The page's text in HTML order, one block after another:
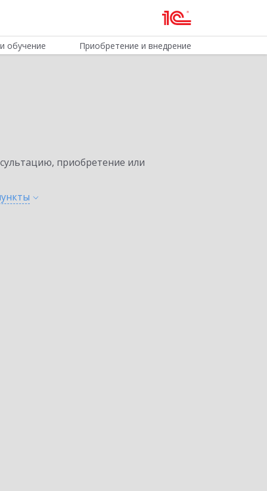
обучение Приобретение и внедрение
приобретение или